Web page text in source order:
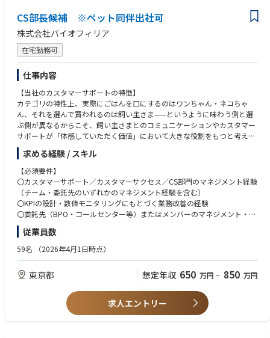
・製造業としての実体ある事業基盤、グローバルな顧客基盤、世界トップ
クラスの製品群を持つ会社で、企業変革フェーズの中核に近い立場で働く
ことができます。
・将来的には、役員秘書領域に加え、取締役会事務局、コーポレートガバ
ナンス、経営企画、広報、全社プロジェクト推進など、コーポレート中核
機能へキャリアを広げることが可能です。
◆部・チームの業務概要
配属先は、Aratas株式会社のプロジェクト推進室です。
プロジェクト推進室は、独立企業として新たに必要となるコーポレート機
能のうち、役員秘書機能、取締役会運営支援、広報機能、全社横断重要プ
ロジェクトのプログラムマネジメントなどを担う組織です。ミッション
は、株主、取締役会、経営陣、事業部門、市場・顧客、社内プロジェクト
のハブとなり、各ステークホルダーとの関係性を企業価値向上につなげる
現在は少数精鋭の立上げフェーズであり、各メンバーがそれぞれの専門領
域において、新会社に必要な仕組み・プロセス・運用体制の構築をリード
しています。本ポジションには、役員秘書機能および取締役会周辺業務の
立上げ・確立を中心的に担っていただくことを期待しています。
◆配属先の課・チームの人数や雰囲気
プロジェクト推進室は、新会社Aratasの独立に伴い必要となるコーポレー
ト機能を立ち上げる少数精鋭の組織です。
役員秘書、取締役会運営支援、広報、全社横断プロジェクト推進など、経
営に近い領域を担うため、スピード感、主体性、正確性、関係者調整力が
一方で、立上げフェーズのため、固定化された業務だけをこなすのではな
く、必要な仕組みを自ら考え、関係者を巻き込みながら形にしていくこと
ができます。経営陣や関係部門との距離が近く、会社の変革を肌で感じな
※これらのうち、複数の要素をお持ちの方を求めています。
CS部長候補 ※ペット同伴出社可
株式会社バイオフィリア
在宅勤務可
仕事内容
【当社のカスタマーサポートの特徴】
カテゴリの特性上、実際にごはんを口にするのはワンちゃん・ネコちゃ
ん、それを選んで買われるのは飼い主さま——というように味わう側と選
ぶ側が異なるからこそ、飼い主さまとのコミュニケーションやカスタマー
サポートが「体感していただく価値」において大きな役割をもつと考えて
います。
実際に欧米のペット領域特化ECモールであるChewyは、愛犬・愛猫・お客
さまに寄り添ったカスタマーサポートを武器に、圧倒的な規模と利便性を
もつAmazonが強い市場の中で、創業8年でニューヨーク証券取引所に上
場を果たしました。
主さまと愛犬・愛猫にもっとも近い場所で「寄り添う」ことを大切にした
カスタマーサポートを心がけています。
■お客さまとの距離の近さ： お問い合わせ対応だけでなく、購入前のご相
談、一緒に暮らすワンちゃん・ネコちゃんの体調相談、「今日はうちの子
る犬友のような存在」を目指しています。
■多様なチャネルでの寄り添い： 電話・メール・チャットなど複数チャネ
求める経験 / スキル
【必須要件】
〇カスタマーサポート／カスタマーサクセス／CS部門のマネジメント経験
（チーム・委託先のいずれかのマネジメント経験を含む）
〇KPIの設計・数値モニタリングにもとづく業務改善の経験
〇委託先（BPO・コールセンター等）またはメンバーのマネジメント・育
成経験
〇部門を横断した合意形成・巻き込みの経験（当社はサプライチェーンが
長く、部門間連携が必須です）
向きな方
〇サブスクリプション／D2C／EC事業におけるCS・CRM・CXの経験
〇複数チャネル（自社EC・店頭など）が混在する顧客対応の設計・運用経
従業員数
59名 （2026年4月1日時点）
東京都 想定年収 650 万円 ~ 850 万円
求人エントリー